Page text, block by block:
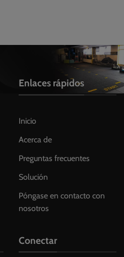
Enlaces rápidos
Inicio
Acerca de
Preguntas frecuentes
Solución
Póngase en contacto con
nosotros
Conectar